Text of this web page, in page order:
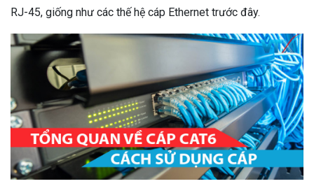
RJ-45, giống như các thế hệ cáp Ethernet trước đây.